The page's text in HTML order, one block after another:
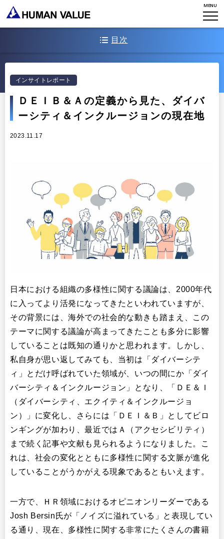
MENU
PMI
イベント・セミナー
Stories
出版
その他
目次
インサイトレポート
ＤＥＩＢ＆Ａの定義から見た、ダイバ
ーシティ＆インクルージョンの現在地
2023.11.17
日本における組織の多様性に関する議論は、2000年代
に入ってより活発になってきたといわれていますが、
その背景には、海外での社会的な動きも踏まえ、この
テーマに関する議論が高まってきたことも多分に影響
していることは既知の通りかと思われます。しかし、
私自身が思い返してみても、当初は「ダイバーシテ
ィ」とだけ呼ばれていた領域が、いつの間にか「ダイ
バーシティ＆インクルージョン」となり、「ＤＥ＆Ｉ
（ダイバーシティ、エクイティ＆インクルージョ
ン）」に変化し、さらには「ＤＥＩ＆Ｂ」としてビロ
ンギングが加わり、最近ではＡ（アクセシビリティ）
まで続く記事や文献も見られるようになりました。こ
れは、社会の変化とともに多様性に関する文脈が進化
していることがうかがえる現象であるともいえます。
一方で、ＨＲ領域におけるオピニオンリーダーである
Josh Bersin氏が「ノイズに溢れている」と表現してい
る通り、現在、多様性に関する非常にたくさんの書籍